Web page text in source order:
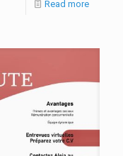
Read more